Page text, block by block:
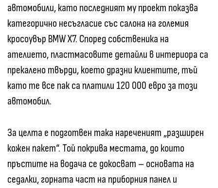
автомобили, като последният му проект показва
категорично несъгласие със салона на големия
кросоувър BMW X7. Според собственика на
ателието, пластмасовите детайли в интериора са
прекалено твърди, което дразни клиентите, тъй
като те все пак са платили 120 000 евро за този
автомобил.
За целта е подготвен така нареченият „разширен
кожен пакет“. Той покрива местата, до които
пръстите на водача се докосват – основата на
седалки, горната част на приборния панел и